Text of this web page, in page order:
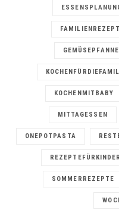
GEMÜSEPFANNE
KOCHENMITBABY
MITTAGESSEN
ONEPOTPASTA
REZEPTEFÜRKINDER
SOMMERREZEPTE